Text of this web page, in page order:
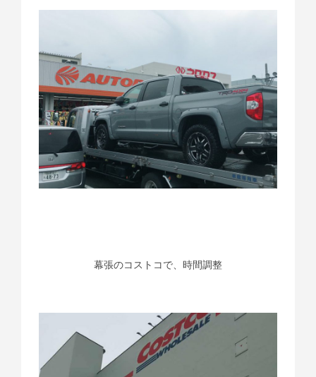
幕張のコストコで、時間調整